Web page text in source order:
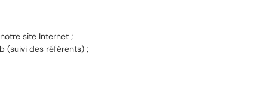
site Internet ;
(suivi des référents) ;